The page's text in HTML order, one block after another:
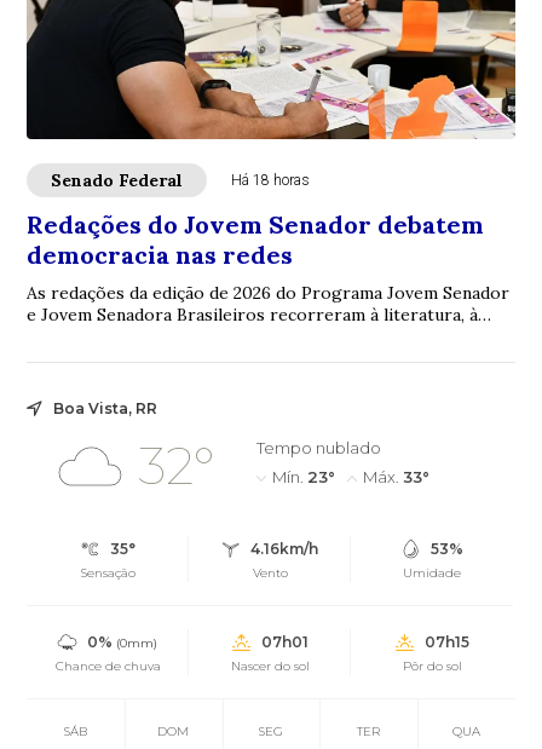
Senado Federal Há 18 horas
Redações do Jovem Senador debatem
democracia nas redes
As redações da edição de 2026 do Programa Jovem Senador
e Jovem Senadora Brasileiros recorreram à literatura, à
Boa Vista, RR
32°
Tempo nublado
Mín. 23° Máx. 33°
35°
Sensação
4.16km/h
Vento
53%
Umidade
0% (0mm)
Chance de chuva
07h01
Nascer do sol
07h15
Pôr do sol
SÁB DOM SEG TER QUA